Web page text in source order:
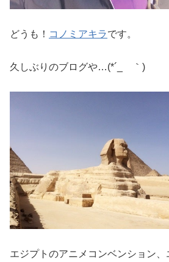
どうも！ コノミアキラです。
久しぶりのブログや…(*´_ゝ｀)
エジプトのアニメコンベンション